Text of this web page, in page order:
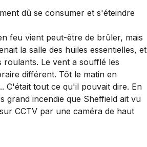
dû se consumer et s'éteindre
feu vient peut-être de brûler, mais
la salle des huiles essentielles, et
Le vent a soufflé les
différent. Tôt le matin en
C'était tout ce qu'il pouvait dire. En
grand incendie que Sheffield ait vu
CCTV par une caméra de haut